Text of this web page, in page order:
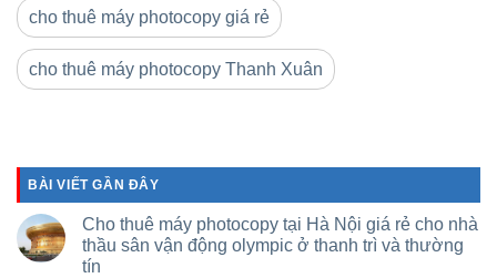
cho thuê máy photocopy giá rẻ
cho thuê máy photocopy Thanh Xuân
BÀI VIẾT GẦN ĐÂY
Cho thuê máy photocopy tại Hà Nội giá rẻ cho nhà
thầu sân vận động olympic ở thanh trì và thường
tín